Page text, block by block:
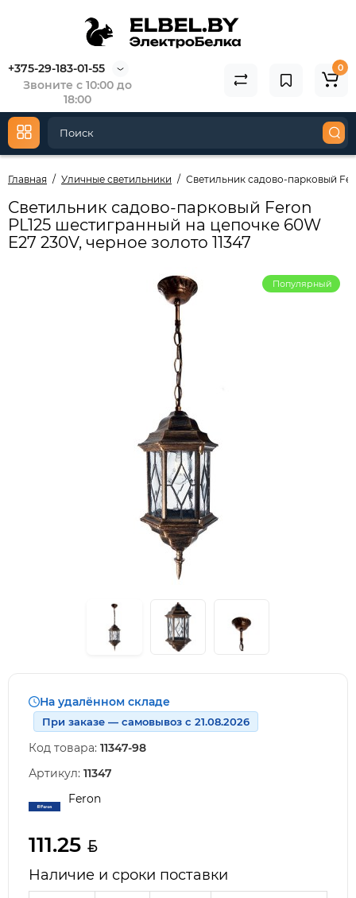
+375-29-183-01-55
Звоните с 10:00 до
18:00
0
Главная Уличные светильники Светильник садово-парковый
Светильник садово-парковый Feron
PL125 шестигранный на цепочке 60W
E27 230V, черное золото 11347
Популярный
На удалённом складе
При заказе — самовывоз с 21.08.2026
Код товара: 11347-98
Артикул: 11347
Feron
111.25
Наличие и сроки поставки